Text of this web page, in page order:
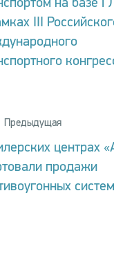
III
Предыдущая
центрах
продажи